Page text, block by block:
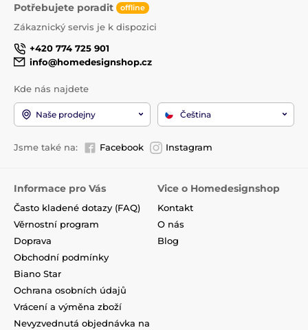
Potřebujete poradit offline
Zákaznický servis je k dispozici
+420 774 725 901
info@homedesignshop.cz
Kde nás najdete
Naše prodejny Čeština
Jsme také na: Facebook Instagram
Informace pro Vás
Často kladené dotazy (FAQ)
Věrnostní program
Doprava
Obchodní podmínky
Biano Star
Ochrana osobních údajů
Vrácení a výměna zboží
Nevyzvednutá objednávka na
Vice o Homedesignshop
Kontakt
O nás
Blog